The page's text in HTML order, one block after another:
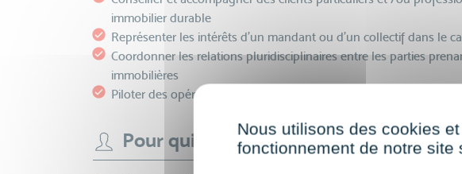
immobilier durable
Représenter les intérêts d'un mandant ou d'un collectif dans le
Coordonner les relations pluridisciplinaires entre les parties
immobilières
Piloter des opérations de transaction et/ ou de promotion
Pour qui ?
Nous utilisons des cookies
fonctionnement de notre site